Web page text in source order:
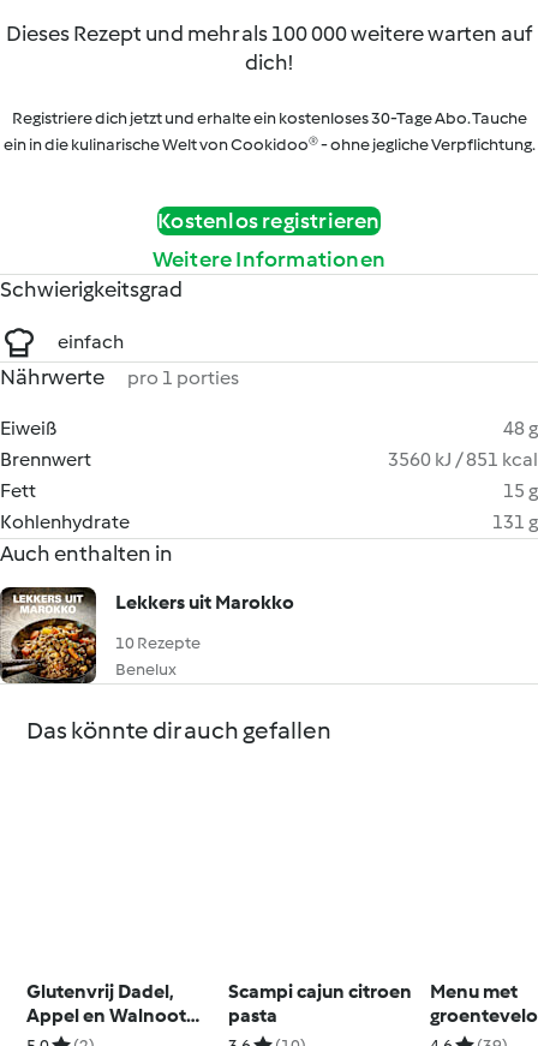
Dieses Rezept und mehr als 100 000 weitere warten auf
dich!
Registriere dich jetzt und erhalte ein kostenloses 30-Tage Abo. Tauche
ein in die kulinarische Welt von Cookidoo® - ohne jegliche Verpflichtung.
Kostenlos registrieren
Weitere Informationen
Schwierigkeitsgrad
einfach
Nährwerte pro 1 porties
Eiweiß
48 g
Brennwert
3560 kJ / 851 kcal
Fett
15 g
Kohlenhydrate
131 g
Auch enthalten in
Lekkers uit Marokko
10 Rezepte
Benelux
Das könnte dir auch gefallen
Glutenvrij Dadel,
Appel en Walnoot
Thee Brood
Scampi cajun citroen
pasta
Menu met
met